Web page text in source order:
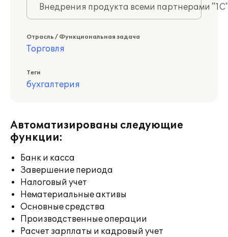
Внедрения продукта всеми партнерами
Отрасль / Функциональная задача
Торговля
Теги
бухгалтерия
Автоматизированы следующие
функции:
Банк и касса
Завершение периода
Налоговый учет
Нематериальные активы
Основные средства
Производственные операции
Расчет зарплаты и кадровый учет